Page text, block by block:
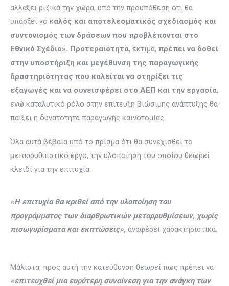
αλλάξει ριζικά την χώρα, υπό την προϋπόθεση ότι θα
υπάρξει «ο καλός και αποτελεσματικός σχεδιασμός και
συντονισμός των δράσεων που προβλέπονται στο
Εθνικό Σχέδιο». Προτεραιότητα, εκτιμά, πρέπει να δοθεί
στην υποστήριξη και μεγέθυνση της παραγωγικής
δραστηριότητας που καλείται να στηρίξει τις
εξαγωγές και να συνεισφέρει στο ΑΕΠ και την εργασία,
ενώ καταλυτικό ρόλο στην επίτευξη βιώσιμης ανάπτυξης θα
παίξει η δυνατότητα παραγωγής καινοτομίας.
Όλα αυτά βέβαια υπό το πρίσμα ότι θα συνεχισθεί το
μεταρρυθμιστικό έργο, την υλοποίηση του οποίου θεωρεί
κλειδί για την επιτυχία.
«Η επιτυχία θα κριθεί από την υλοποίηση του
προγράμματος των διαρθρωτικών μεταρρυθμίσεων, χωρίς
πισωγυρίσματα και εκπτώσεις», αναφέρει χαρακτηριστικά.
Μάλιστα, προς αυτή την κατεύθυνση θεωρεί πως πρέπει να
«επιτευχθεί μια ευρύτερη συναίνεση για την ανάγκη των